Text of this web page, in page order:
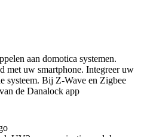
aan domotica systemen.
met uw smartphone. Integreer uw
systeem. Bij Z-Wave en Zigbee
de Danalock app